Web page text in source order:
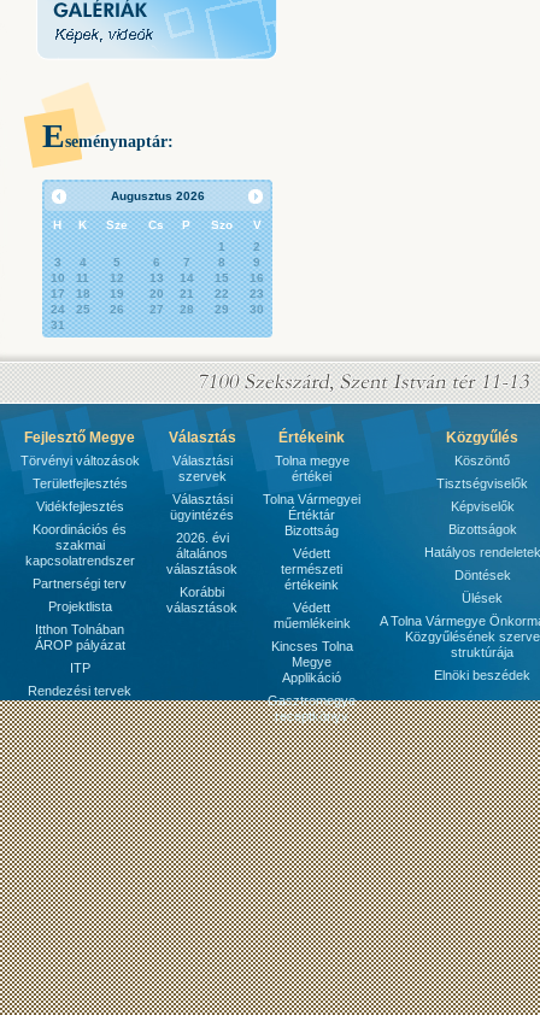
Eseménynaptár:
Augusztus 2026
H K Sze Cs P Szo
V
1
2
3
4 5 6 7 8
9
10
11 12 13 14 15
16
17
18 19 20 21 22
23
24
25 26 27 28 29
30
31
Fejlesztő Megye
Törvényi változások
Területfejlesztés
Vidékfejlesztés
Koordinációs és
szakmai
kapcsolatrendszer
Partnerségi terv
Projektlista
Itthon Tolnában
ÁROP pályázat
ITP
Rendezési tervek
Választás
Választási
szervek
Választási
ügyintézés
2026. évi
általános
választások
Korábbi
választások
Értékeink
Tolna megye
értékei
Tolna Vármegyei
Értéktár
Bizottság
Védett
természeti
értékeink
Védett
műemlékeink
Kincses Tolna
Megye
Applikáció
Gasztromegye
receptkönyv
Közgyűlés
Köszöntő
Tisztségviselők
Képviselők
Bizottságok
Hatályos rendeletek
Döntések
Ülések
A Tolna Vármegye
Közgyűlésének
struktúrája
Elnöki beszédek